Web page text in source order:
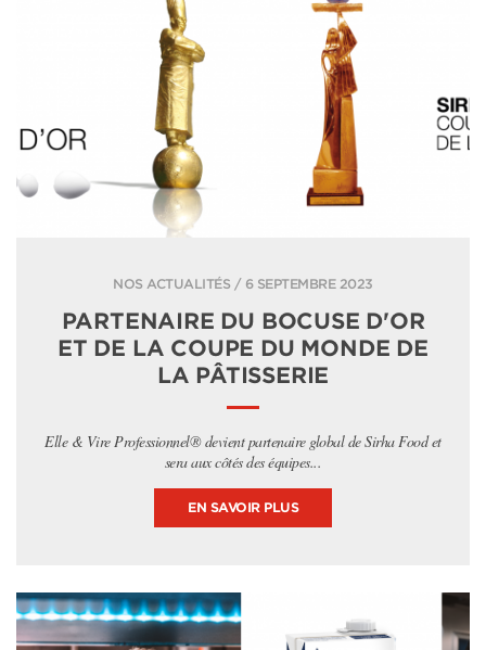
NOS ACTUALITÉS / 6 SEPTEMBRE 2023
PARTENAIRE DU BOCUSE D'OR
ET DE LA COUPE DU MONDE DE
LA PÂTISSERIE
Elle & Vire Professionnel® devient partenaire global de Sirha Food et
sera aux côtés des équipes...
EN SAVOIR PLUS